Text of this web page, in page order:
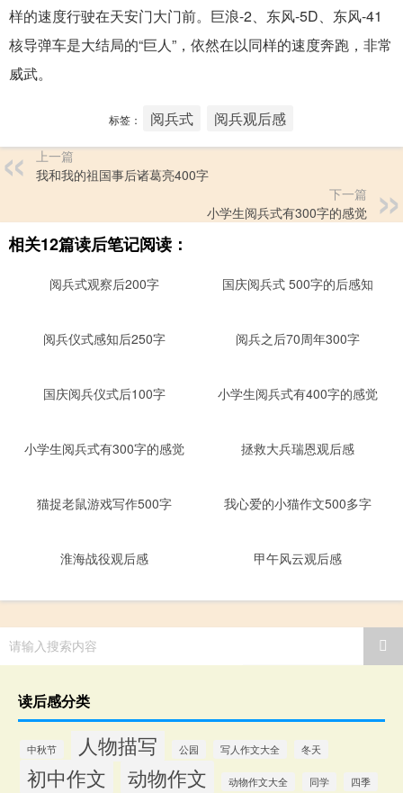
样的速度行驶在天安门大门前。巨浪-2、东风-5D、东风-41
核导弹车是大结局的“巨人”，依然在以同样的速度奔跑，非常
威武。
标签： 阅兵式 阅兵观后感
上一篇
我和我的祖国事后诸葛亮400字
下一篇
小学生阅兵式有300字的感觉
相关12篇读后笔记阅读：
阅兵式观察后200字 国庆阅兵式 500字的后感知
阅兵仪式感知后250字 阅兵之后70周年300字
国庆阅兵仪式后100字 小学生阅兵式有400字的感觉
小学生阅兵式有300字的感觉 拯救大兵瑞恩观后感
猫捉老鼠游戏写作500字 我心爱的小猫作文500多字
淮海战役观后感 甲午风云观后感
请输入搜索内容
读后感分类
中秋节 人物描写 公园 写人作文大全 冬天
初中作文 动物作文 动物作文大全 同学
四季